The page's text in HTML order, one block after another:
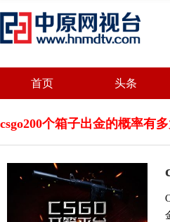
首页 头条
csgo200个箱子出金的概率有